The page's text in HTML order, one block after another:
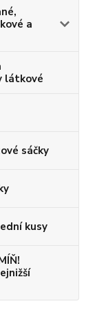
a
látkové
sáčky
kusy